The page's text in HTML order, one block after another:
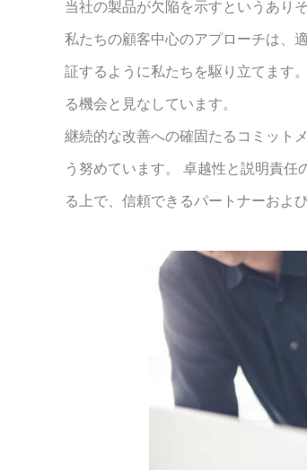
当社の製品が欠陥を示すというあり
私たちの顧客中心のアプローチは、
証するように私たちを駆り立てます
る機会と見なしています。
継続的な改善への確固たるコミット
う努めています。 卓越性と説明責
る上で、信頼できるパートナーおよ